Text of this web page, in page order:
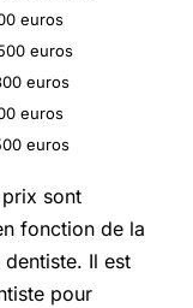
euros
euros
euros
euros
euros
sont
fonction de la
dentiste. Il est
pour